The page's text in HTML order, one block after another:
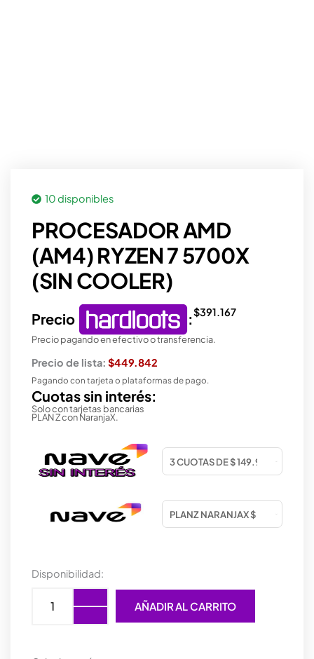
10 disponibles
PROCESADOR AMD
(AM4) RYZEN 7 5700X
(SIN COOLER)
Precio :$391.167
Precio pagando en efectivo o transferencia.
Precio de lista: $449.842
Pagando con tarjeta o plataformas de pago.
Cuotas sin interés:
Solo con tarjetas bancarias
PLAN Z con NaranjaX.
Disponibilidad:
PROCESADOR
(AM4)
RYZEN
(SIN
AÑADIR AL CARRITO